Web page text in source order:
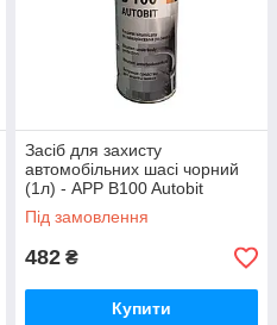
Засіб для захисту
автомобільних шасі чорний
(1л) - APP B100 Autobit
Під замовлення
482 ₴
Купити